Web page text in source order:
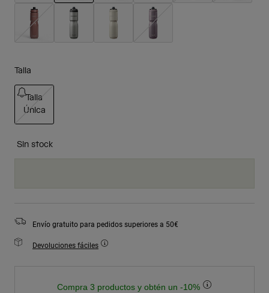
seleccionado
Talla
Talla
Única
Sin stock
Envío gratuito para pedidos superiores a 50€
Devoluciones fáciles
Compra 3 productos y obtén un -10%